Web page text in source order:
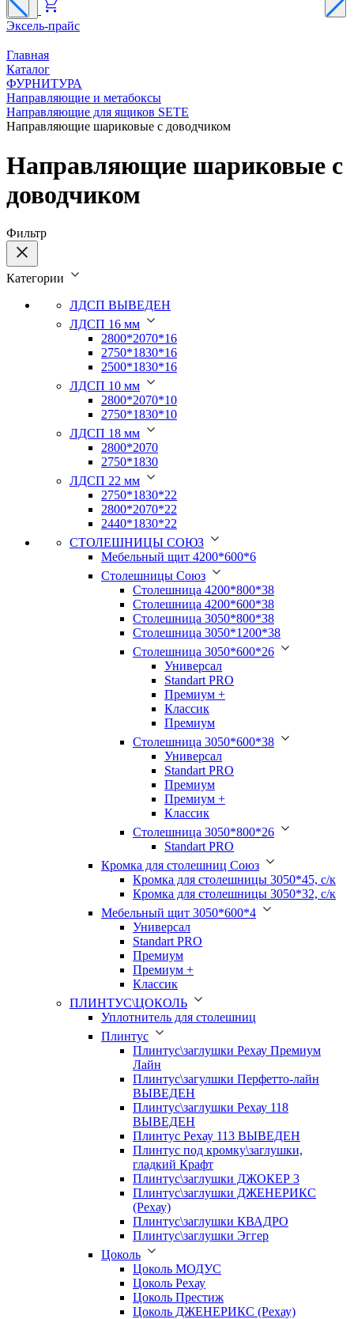
Эксель-прайс
Главная
Каталог
ФУРНИТУРА
Направляющие и метабоксы
Направляющие для ящиков SETE
Направляющие шариковые с доводчиком
Направляющие шариковые с
доводчиком
Фильтр
Категории
ЛДСП ВЫВЕДЕН
ЛДСП 16 мм
2800*2070*16
2750*1830*16
2500*1830*16
ЛДСП 10 мм
2800*2070*10
2750*1830*10
ЛДСП 18 мм
2800*2070
2750*1830
ЛДСП 22 мм
2750*1830*22
2800*2070*22
2440*1830*22
СТОЛЕШНИЦЫ СОЮЗ
Мебельный щит 4200*600*6
Столешницы Союз
Столешница 4200*800*38
Столешница 4200*600*38
Столешница 3050*800*38
Столешница 3050*1200*38
Столешница 3050*600*26
Универсал
Standart PRO
Премиум +
Классик
Премиум
Столешница 3050*600*38
Универсал
Standart PRO
Премиум
Премиум +
Классик
Столешница 3050*800*26
Standart PRO
Кромка для столешниц Союз
Кромка для столешницы 3050*45, с/к
Кромка для столешницы 3050*32, с/к
Мебельный щит 3050*600*4
Универсал
Standart PRO
Премиум
Премиум +
Классик
ПЛИНТУС\ЦОКОЛЬ
Уплотнитель для столешниц
Плинтус
Плинтус\заглушки Рехау Премиум
Лайн
Плинтус\загулшки Перфетто-лайн
ВЫВЕДЕН
Плинтус\заглушки Рехау 118
ВЫВЕДЕН
Плинтус Рехау 113 ВЫВЕДЕН
Плинтус под кромку\заглушки,
гладкий Крафт
Плинтус\заглушки ДЖОКЕР 3
Плинтус\заглушки ДЖЕНЕРИКС
(Рехау)
Плинтус\заглушки КВАДРО
Плинтус\заглушки Эггер
Цоколь
Цоколь МОДУС
Цоколь Рехау
Цоколь Престиж
Цоколь ДЖЕНЕРИКС (Рехау)